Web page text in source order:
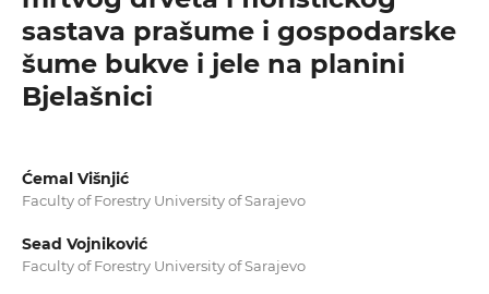
sastava prašume i gospodarske
šume bukve i jele na planini
Bjelašnici
Ćemal Višnjić
Faculty of Forestry University of Sarajevo
Sead Vojniković
Faculty of Forestry University of Sarajevo